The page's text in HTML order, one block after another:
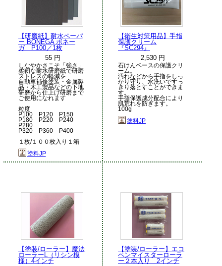
【研磨紙】耐水ペーパ
ー BONEGA ボネー
ガ P100／1枚
55 円
しなやかさこそ「強さ」
柔靭な耐水研磨紙で研磨
ストレスの軽減を
自動車補修塗装・金属製
品・木工製品などの下地
研磨から仕上げ研磨まで
ご使用になれます
粒度
P100 P120 P150
P180 P220 P240
P280
P320 P360 P400
１枚/１００枚入り１箱
塗料JP
【衛生対策用品】手指
保護クリーム
『SC294』
2,530 円
石けんベースの保護クリ
ーム。
汚れなどから手指をしっ
かり守り、水洗いですっ
きり落とすことができま
す。
手指保護成分配合により
肌荒れを防ぎます。
100g
塗料JP
【塗装/ローラー】魔法
ローラーL（リシン模
様）4インチ
【塗装/ローラー】エコ
ペンマイスターローラ
ー２本入り 2インチ